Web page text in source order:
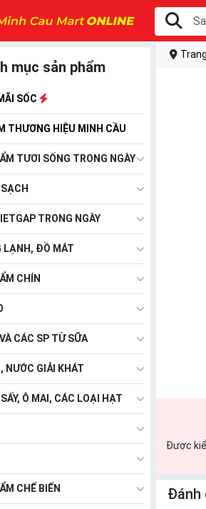
mục sản phẩm
SỐC
THƯƠNG HIỆU MINH CẦU
TƯƠI SỐNG TRONG NGÀY
TRONG NGÀY
LẠNH, ĐỒ MÁT
CHÍN
CÁC SP TỪ SỮA
NƯỚC GIẢI KHÁT
Ô MAI, CÁC LOẠI HẠT
CHẾ BIẾN
Được
Đánh